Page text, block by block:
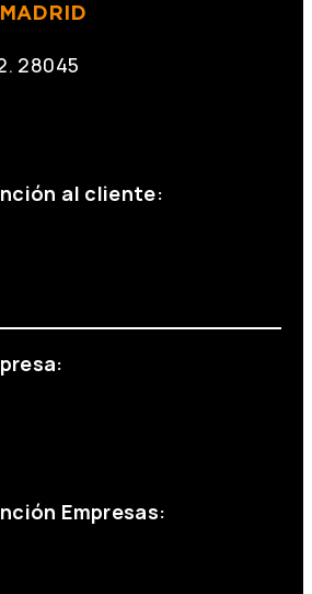
28045
al cliente:
Empresas: